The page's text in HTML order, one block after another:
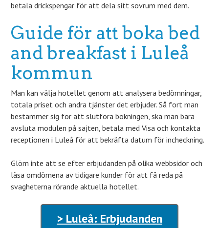
betala drickspengar för att dela sitt sovrum med dem.
Guide för att boka bed
and breakfast i Luleå
kommun
Man kan välja hotellet genom att analysera bedömningar,
totala priset och andra tjänster det erbjuder. Så fort man
bestämmer sig för att slutföra bokningen, ska man bara
avsluta modulen på sajten, betala med Visa och kontakta
receptionen i Luleå för att bekräfta datum för incheckning.
Glöm inte att se efter erbjudanden på olika webbsidor och
läsa omdömena av tidigare kunder för att få reda på
svagheterna rörande aktuella hotellet.
> Luleå: Erbjudanden